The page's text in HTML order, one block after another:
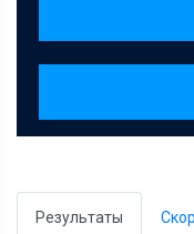
Результаты